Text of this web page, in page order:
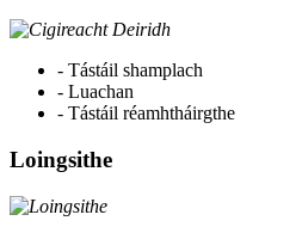
- Tástáil shamplach
- Luachan
- Tástáil réamhtháirgthe
Loingsithe